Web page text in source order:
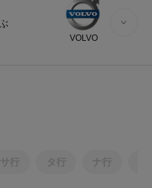
VOLVO
サ行 タ行 ナ行